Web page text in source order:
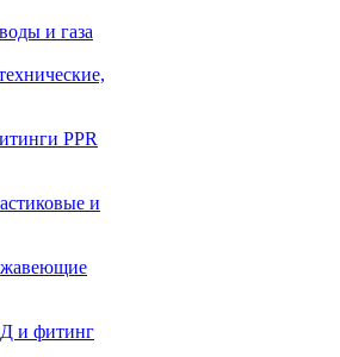
и газа
PPR
и
и фитинг